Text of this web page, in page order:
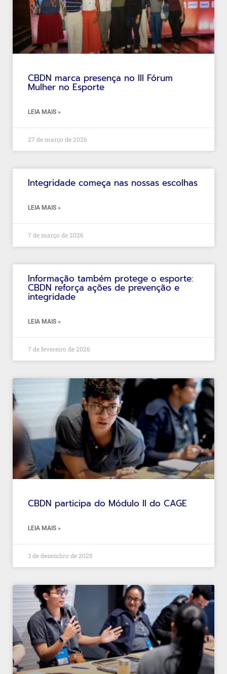
CBDN marca presença no III Fórum
Mulher no Esporte
LEIA MAIS »
27 de março de 2026
Integridade começa nas nossas escolhas
LEIA MAIS »
7 de março de 2026
Informação também protege o esporte:
CBDN reforça ações de prevenção e
integridade
LEIA MAIS »
7 de fevereiro de 2026
CBDN participa do Módulo II do CAGE
LEIA MAIS »
3 de dezembro de 2025